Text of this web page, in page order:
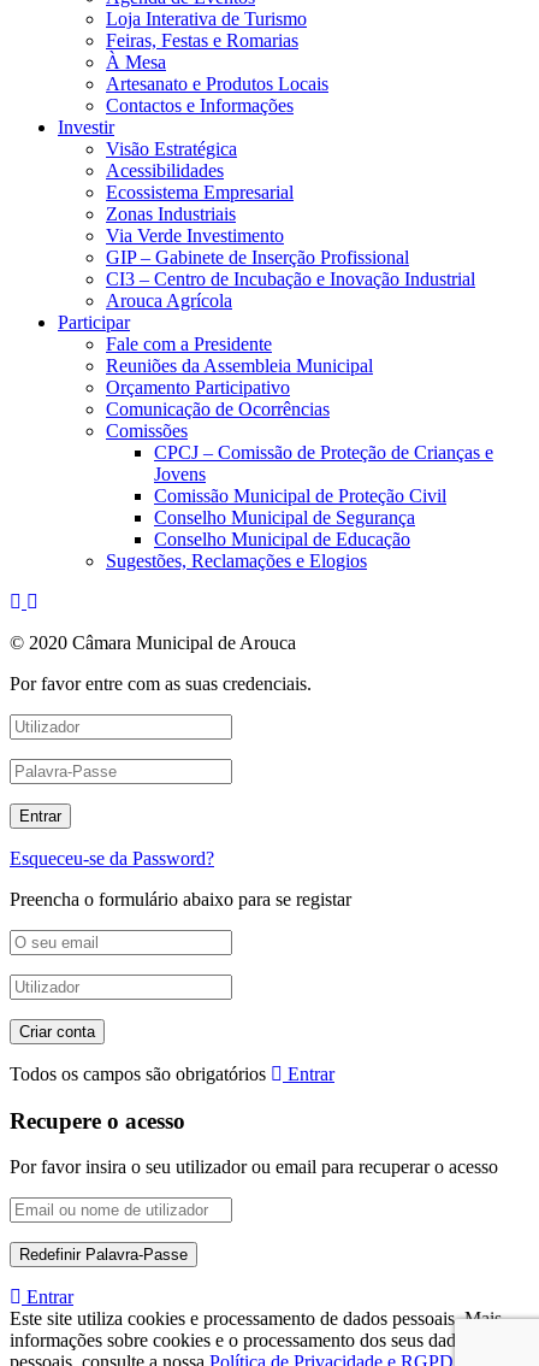
Loja Interativa de Turismo
Feiras, Festas e Romarias
À Mesa
Artesanato e Produtos Locais
Contactos e Informações
Investir
Visão Estratégica
Acessibilidades
Ecossistema Empresarial
Zonas Industriais
Via Verde Investimento
GIP – Gabinete de Inserção Profissional
CI3 – Centro de Incubação e Inovação Industrial
Arouca Agrícola
Participar
Fale com a Presidente
Reuniões da Assembleia Municipal
Orçamento Participativo
Comunicação de Ocorrências
Comissões
CPCJ – Comissão de Proteção de Crianças e
Jovens
Comissão Municipal de Proteção Civil
Conselho Municipal de Segurança
Conselho Municipal de Educação
Sugestões, Reclamações e Elogios
© 2020 Câmara Municipal de Arouca
Por favor entre com as suas credenciais.
Esqueceu-se da Password?
Preencha o formulário abaixo para se registar
Todos os campos são obrigatórios Entrar
Recupere o acesso
Por favor insira o seu utilizador ou email para recuperar o acesso
Entrar
Este site utiliza cookies e processamento de dados pessoais. Mais
informações sobre cookies e o processamento dos seus dados